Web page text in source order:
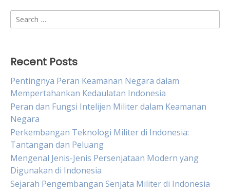
Search
for:
Recent Posts
Pentingnya Peran Keamanan Negara dalam
Mempertahankan Kedaulatan Indonesia
Peran dan Fungsi Intelijen Militer dalam Keamanan
Negara
Perkembangan Teknologi Militer di Indonesia:
Tantangan dan Peluang
Mengenal Jenis-Jenis Persenjataan Modern yang
Digunakan di Indonesia
Sejarah Pengembangan Senjata Militer di Indonesia